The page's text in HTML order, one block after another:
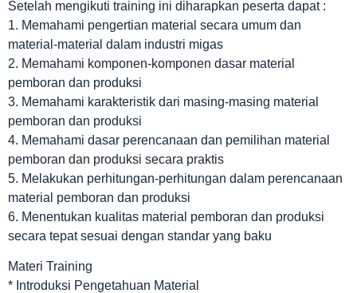
Setelah mengikuti training ini diharapkan peserta dapat :
1. Memahami pengertian material secara umum dan
material-material dalam industri migas
2. Memahami komponen-komponen dasar material
pemboran dan produksi
3. Memahami karakteristik dari masing-masing material
pemboran dan produksi
4. Memahami dasar perencanaan dan pemilihan material
pemboran dan produksi secara praktis
5. Melakukan perhitungan-perhitungan dalam perencanaan
material pemboran dan produksi
6. Menentukan kualitas material pemboran dan produksi
secara tepat sesuai dengan standar yang baku
Materi Training
* Introduksi Pengetahuan Material